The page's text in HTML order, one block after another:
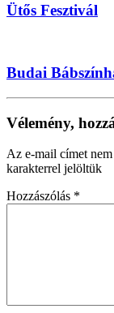
Ütős Fesztivál
Budai
Vélemény,
Az e-mail címet
karakterrel jelöltük
Hozzászólás *